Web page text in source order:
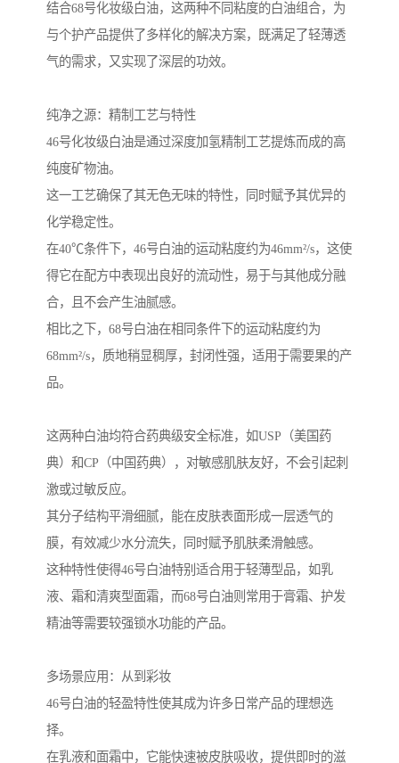
结合68号化妆级白油，这两种不同粘度的白油组合，为
与个护产品提供了多样化的解决方案，既满足了轻薄透
气的需求，又实现了深层的功效。
纯净之源：精制工艺与特性
46号化妆级白油是通过深度加氢精制工艺提炼而成的高
纯度矿物油。
这一工艺确保了其无色无味的特性，同时赋予其优异的
化学稳定性。
在40℃条件下，46号白油的运动粘度约为46mm²/s，这使
得它在配方中表现出良好的流动性，易于与其他成分融
合，且不会产生油腻感。
相比之下，68号白油在相同条件下的运动粘度约为
68mm²/s，质地稍显稠厚，封闭性强，适用于需要果的产
品。
这两种白油均符合药典级安全标准，如USP（美国药
典）和CP（中国药典），对敏感肌肤友好，不会引起刺
激或过敏反应。
其分子结构平滑细腻，能在皮肤表面形成一层透气的
膜，有效减少水分流失，同时赋予肌肤柔滑触感。
这种特性使得46号白油特别适合用于轻薄型品，如乳
液、霜和清爽型面霜，而68号白油则常用于膏霜、护发
精油等需要较强锁水功能的产品。
多场景应用：从到彩妆
46号白油的轻盈特性使其成为许多日常产品的理想选
择。
在乳液和面霜中，它能快速被皮肤吸收，提供即时的滋